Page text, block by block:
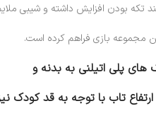
بودن افزایش داشته و شیبی
پلی اتیلنی به بدنه و
تاب با توجه به قد کودک